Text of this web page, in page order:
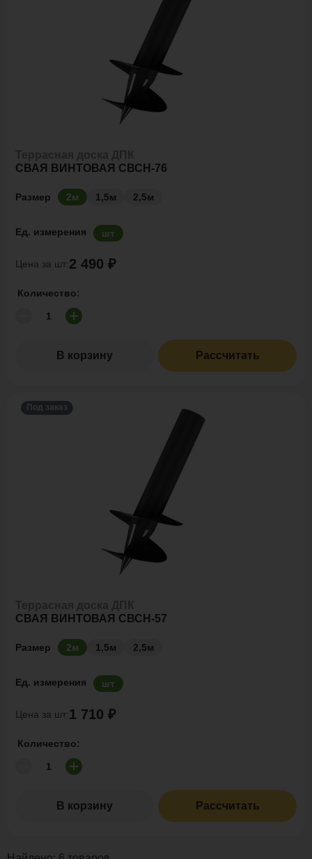
СВАЯ ВИНТОВАЯ СВСН-76
Размер 2м 1,5м 2,5м
Ед. измерения шт
Цена за шт:2 490 ₽
Количество:
В корзину Рассчитать
Под заказ
СВАЯ ВИНТОВАЯ СВСН-57
Размер 2м 1,5м 2,5м
Ед. измерения шт
Цена за шт:1 710 ₽
Количество:
В корзину Рассчитать